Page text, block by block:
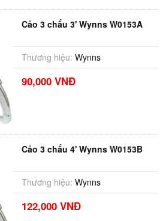
Cảo 3 chấu 3' Wynns W0153A
Thương hiệu: Wynns
90,000 VNĐ
Cảo 3 chấu 4' Wynns W0153B
Thương hiệu: Wynns
122,000 VNĐ